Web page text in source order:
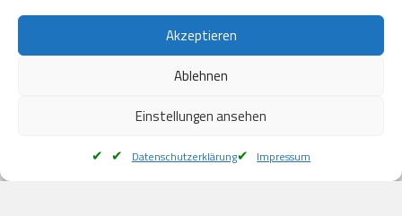
Akzeptieren
Ablehnen
Einstellungen ansehen
Datenschutzerklärung Impressum